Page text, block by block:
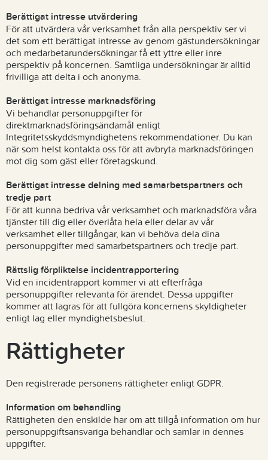
Berättigat intresse utvärdering
För att utvärdera vår verksamhet från alla perspektiv ser vi
det som ett berättigat intresse av genom gästundersökningar
och medarbetarundersökningar få ett yttre eller inre
perspektiv på koncernen. Samtliga undersökningar är alltid
frivilliga att delta i och anonyma.
Berättigat intresse marknadsföring
Vi behandlar personuppgifter för
direktmarknadsföringsändamål enligt
Integritetsskyddsmyndighetens rekommendationer. Du kan
när som helst kontakta oss för att avbryta marknadsföringen
mot dig som gäst eller företagskund.
Berättigat intresse delning med samarbetspartners och
tredje part
För att kunna bedriva vår verksamhet och marknadsföra våra
tjänster till dig eller överlåta hela eller delar av vår
verksamhet eller tillgångar, kan vi behöva dela dina
personuppgifter med samarbetspartners och tredje part.
Rättslig förpliktelse incidentrapportering
Vid en incidentrapport kommer vi att efterfråga
personuppgifter relevanta för ärendet. Dessa uppgifter
kommer att lagras för att fullgöra koncernens skyldigheter
enligt lag eller myndighetsbeslut.
Rättigheter
Den registrerade personens rättigheter enligt GDPR.
Information om behandling
Rättigheten den enskilde har om att tillgå information om hur
personuppgiftsansvariga behandlar och samlar in dennes
uppgifter.